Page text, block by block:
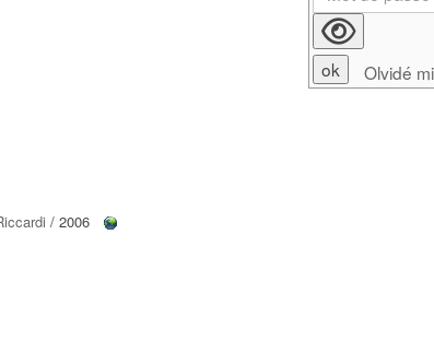
/ 2006
Olvidé